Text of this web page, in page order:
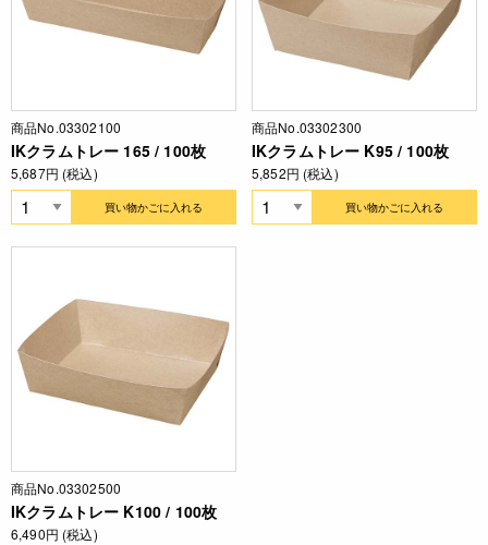
商品No.03302100
IKクラムトレー 165 / 100枚
5,687円 (税込)
買い物かごに入れる
商品No.03302300
IKクラムトレー K95 / 100枚
5,852円 (税込)
買い物かごに入れる
商品No.03302500
IKクラムトレー K100 / 100枚
6,490円 (税込)